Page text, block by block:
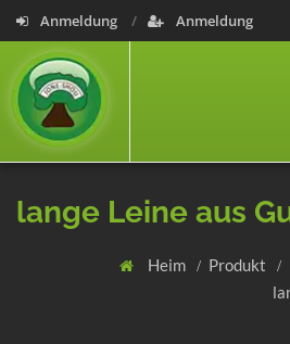
Anmeldung Anmeldung
lange Leine aus
Heim Produkt